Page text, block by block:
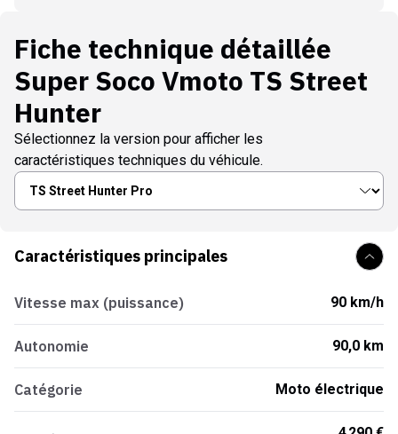
Fiche technique détaillée
Super Soco Vmoto TS Street
Hunter
Sélectionnez la version pour afficher les
caractéristiques techniques du véhicule.
Caractéristiques principales
Vitesse max (puissance) 90 km/h
Autonomie 90,0 km
Catégorie Moto électrique